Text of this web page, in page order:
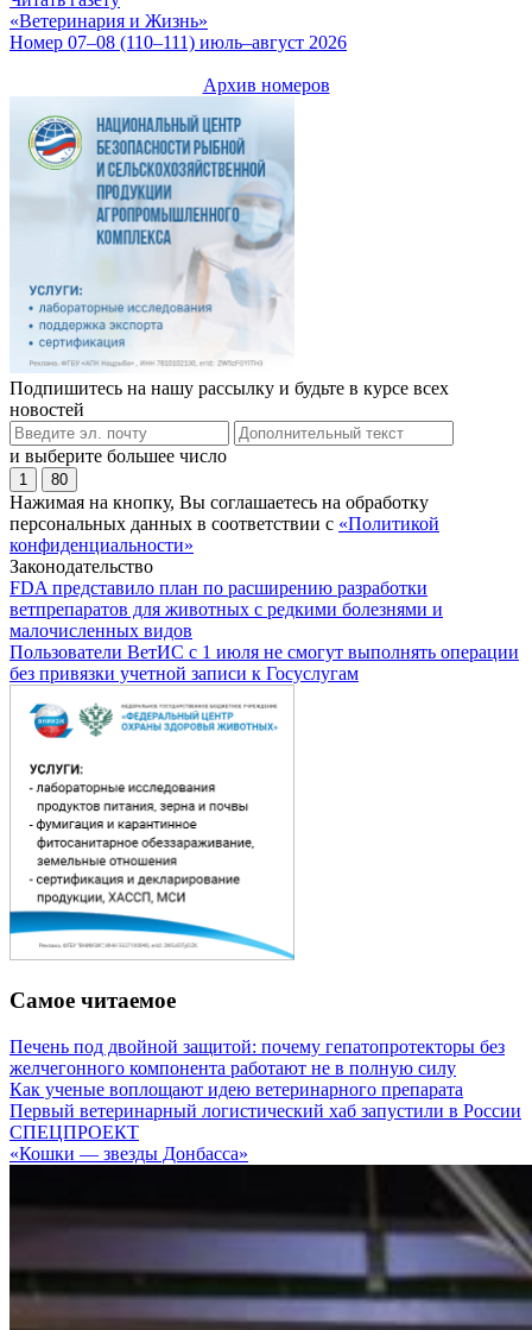
«Ветеринария и Жизнь»
Номер 07–08 (110–111) июль–август 2026
Архив номеров
Подпишитесь на нашу рассылку и будьте в курсе всех
новостей
и выберите большее число
1 80
Нажимая на кнопку, Вы соглашаетесь на обработку
персональных данных в соответствии с «Политикой
конфиденциальности»
Законодательство
FDA представило план по расширению разработки
ветпрепаратов для животных с редкими болезнями и
малочисленных видов
Пользователи ВетИС с 1 июля не смогут выполнять операции
без привязки учетной записи к Госуслугам
Самое читаемое
Печень под двойной защитой: почему гепатопротекторы без
желчегонного компонента работают не в полную силу
Как ученые воплощают идею ветеринарного препарата
Первый ветеринарный логистический хаб запустили в России
СПЕЦПРОЕКТ
«Кошки — звезды Донбасса»